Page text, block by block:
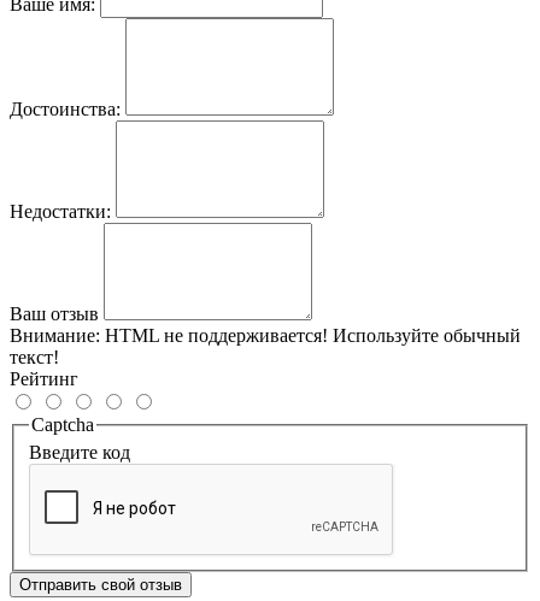
Достоинства:
Недостатки:
Ваш отзыв
Внимание: HTML не поддерживается! Используйте обычный
текст!
Рейтинг
Captcha
Введите код
Отправить свой отзыв